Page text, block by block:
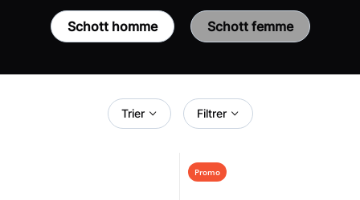
Schott homme Schott femme
Trier Filtrer
Promo